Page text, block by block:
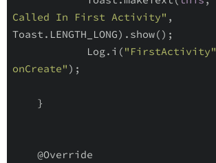
Called In First Activity" ,
Toast.LENGTH_LONG).show();
Log.i( "FirstActivity"
onCreate" );
}
@Override